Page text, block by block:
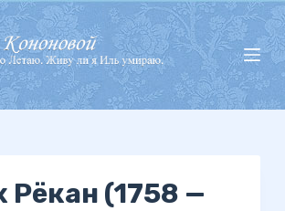
Рёкан (1758 —